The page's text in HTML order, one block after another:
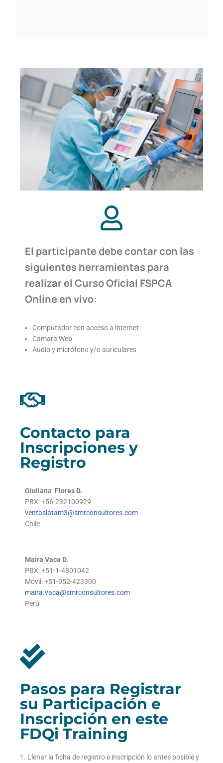
El participante debe contar con las
siguientes herramientas para
realizar el Curso Oficial FSPCA
Online en vivo:
Computador con acceso a internet
Cámara Web
Audio y micrófono y/o auriculares
Contacto para
Inscripciones y
Registro
Giuliana Flores D.
PBX: +56-232100929
ventaslatam3@smrconsultores.com
Chile
Maira Vaca D.
PBX: +51-1-4801042
Móvil: +51-952-423300
maira.vaca@smrconsultores.com
Perú
Pasos para Registrar
su Participación e
Inscripción en este
FDQi Training
Llenar la ficha de registro e inscripción lo antes posible y